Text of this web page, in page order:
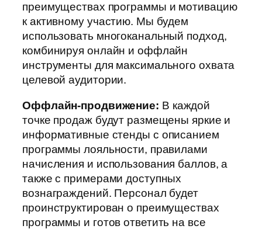
преимуществах программы и мотивацию
к активному участию. Мы будем
использовать многоканальный подход,
комбинируя онлайн и оффлайн
инструменты для максимального охвата
целевой аудитории.
Оффлайн-продвижение: В каждой
точке продаж будут размещены яркие и
информативные стенды с описанием
программы лояльности, правилами
начисления и использования баллов, а
также с примерами доступных
вознаграждений. Персонал будет
проинструктирован о преимуществах
программы и готов ответить на все